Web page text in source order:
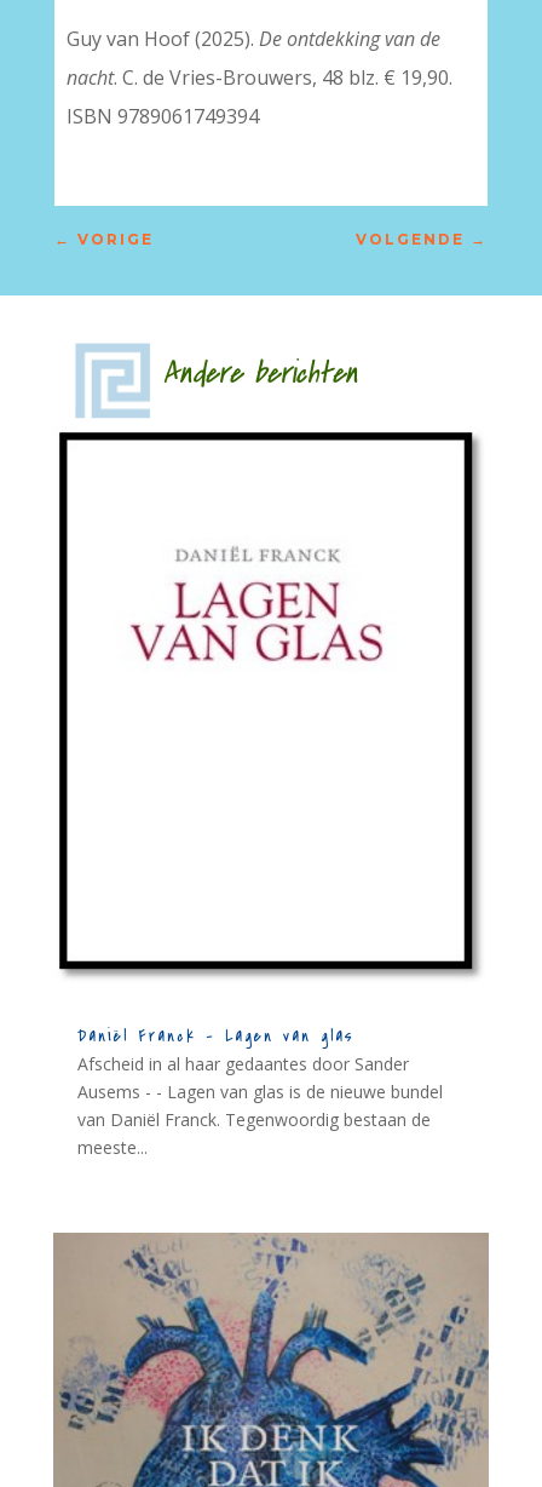
Guy van Hoof (2025). De ontdekking van de
nacht. C. de Vries-Brouwers, 48 blz. € 19,90.
ISBN 9789061749394
← VORIGE VOLGENDE →
Andere berichten
Daniël Franck – Lagen van glas
Afscheid in al haar gedaantes door Sander
Ausems - - Lagen van glas is de nieuwe bundel
van Daniël Franck. Tegenwoordig bestaan de
meeste...